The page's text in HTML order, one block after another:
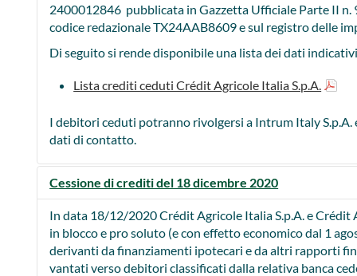
2400012846 pubblicata in Gazzetta Ufficiale Parte II
codice redazionale TX24AAB8609 e sul registro delle
Di seguito si rende disponibile una lista dei dati
Lista crediti ceduti Crédit Agricole Italia S.p.A.
I debitori ceduti potranno rivolgersi a Intrum Italy
dati di contatto.
Cessione di crediti del 18 dicembre 2020
In data 18/12/2020 Crédit Agricole Italia S.p.A. e Crédit
in blocco e pro soluto (e con effetto economico dal 1
derivanti da finanziamenti ipotecari e da altri rapporti
vantati verso debitori classificati dalla relativa banca